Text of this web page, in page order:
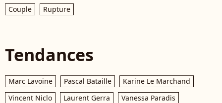
Couple
Rupture
Tendances
Marc Lavoine Pascal Bataille
Karine Le Marchand
Vincent Niclo
Laurent Gerra
Vanessa Paradis